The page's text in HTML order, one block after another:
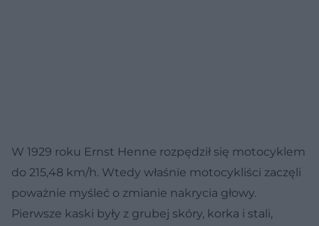
W 1929 roku Ernst Henne rozpędził się motocyklem
do 215,48 km/h. Wtedy właśnie motocykliści zaczęli
poważnie myśleć o zmianie nakrycia głowy.
Pierwsze kaski były z grubej skóry, korka i stali,